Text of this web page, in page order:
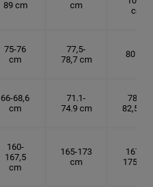
89 cm
cm
cm
75-76
cm
77,5-
78,7 cm
80 cm
66-68,6
cm
71.1-
74.9 cm
78,7-
82,5 cm
160-
167,5
cm
165-173
cm
167,5-
175 cm